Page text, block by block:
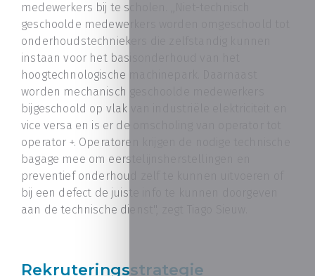
medewerkers bij te scholen. ,,Niet-technisch
geschoolde medewerkers worden omgeschoold tot
onderhoudstechniekers die zelfstandig kunnen
instaan voor het basisonderhoud van het
hoogtechnologische machinepark. Daarnaast
worden mechanisch geschoolde medewerkers
bijgeschoold op vlak van industriële elektriciteit en
vice versa en is er de omscholing van operator tot
operator +. Operatoren krijgen de nodige technische
bagage mee om eerstelijnsherstellingen en
preventief onderhoud zelf te kunnen uitvoeren of
bij een defect de juiste info te kunnen doorgeven
aan de technische dienst'', zegt Tiago Sieuw.
Rekruteringsstrategie